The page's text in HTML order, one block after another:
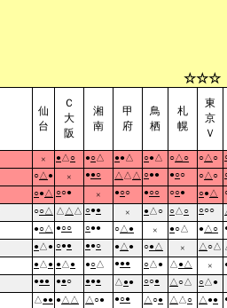
☆☆☆
仙
台
Ｃ
大
阪
湘
南
甲
府
鳥
栖
札
幌
東
京
Ｖ
× ●△○ ●○△ ●●△ ○●△ ○△○ ○△○
○△ ● × ●●○ △ △ △ ○●● ●○○ ○△○
○●△ ○○● × ●○○ ●○○ ○○● ○●△
○○△ △ △ △ ○●● × ● △○ ○△ ○ ○○○
●○△ ●○○ ○●● ○△ ● × ●○△ ●△○
● △● ○●● ●●○ ● △ ● ○● △ × △ ○△
●△ ● ●△ ● ●○△ ●●● ○△● △ ●△ ×
●●● ●●○ ●●● △ ●● ○○● △ ○△ ○△●
△ ●● ●△ △ △○● ●○● △○● △ △○ △ ●●